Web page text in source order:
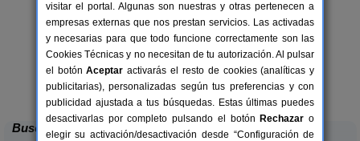
2-6 pers.
desde126 €
Casa del Pueblo
La Caleta de Famara (Lanzarote)
Buscar
visitar el portal. Algunas son nuestras y otras pertenecen a
empresas externas que nos prestan servicios. Las activadas
y necesarias para que todo funcione correctamente son las
Cookies Técnicas y no necesitan de tu autorización. Al pulsar
el botónAceptar activarás el resto de cookies (analíticas y
publicitarias), personalizadas según tus preferencias y con
publicidad ajustada a tus búsquedas. Estas últimas puedes
desactivarlas por completo pulsando el botón Rechazar o
elegir su activación/desactivación desde “Configuración de